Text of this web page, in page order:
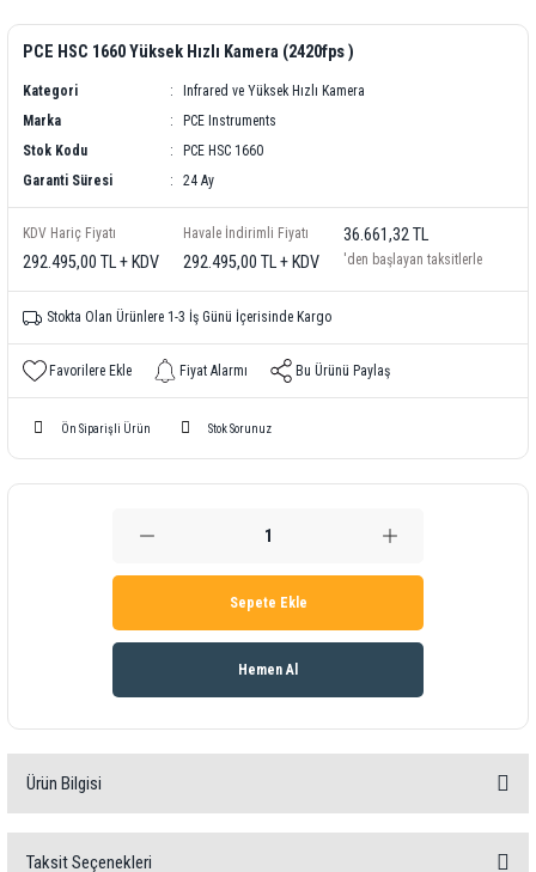
PCE HSC 1660 Yüksek Hızlı Kamera (2420fps )
Kategori
Infrared ve Yüksek Hızlı Kamera
Marka
PCE Instruments
Stok Kodu
PCE HSC 1660
Garanti Süresi
24 Ay
KDV Hariç Fiyatı
292.495,00 TL + KDV
Havale İndirimli Fiyatı
292.495,00 TL + KDV
36.661,32 TL
'den başlayan taksitlerle
Stokta Olan Ürünlere 1-3 İş Günü İçerisinde Kargo
Fiyat Alarmı Bu Ürünü Paylaş
Ön Siparişli Ürün Stok Sorunuz
Sepete Ekle
Hemen Al
Ürün Bilgisi
PCE HSC 1660 Yüksek Hızlı Kamera
Taksit Seçenekleri